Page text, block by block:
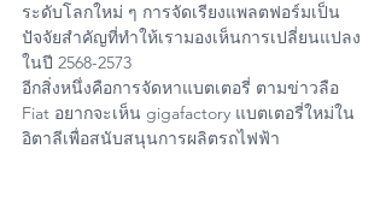
ระดับโลกใหม่ ๆ การจัดเรียงแพลตฟอร์มเป็น
ปัจจัยสำคัญที่ทำให้เรามองเห็นการเปลี่ยนแปลง
ในปี 2568-2573
อีกสิ่งหนึ่งคือการจัดหาแบตเตอรี่ ตามข่าวลือ
Fiat อยากจะเห็น gigafactory แบตเตอรี่ใหม่ใน
อิตาลีเพื่อสนับสนุนการผลิตรถไฟฟ้า